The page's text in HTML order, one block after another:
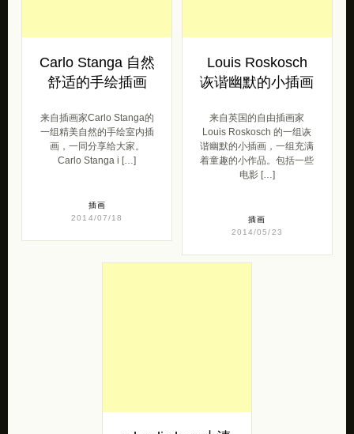
Carlo Stanga 自然
舒适的手绘插画
来自插画家Carlo Stanga的
一组精美自然的手绘室内插
画，一同分享给大家。
Carlo Stanga i […]
插画
2014/07/18
Louis Roskosch
诙谐幽默的小插画
来自英国的自由插画家
Louis Roskosch 的一组诙
谐幽默的小插画，一组充满
着童趣的小作品。包括一些
电影 […]
插画
2014/05/23